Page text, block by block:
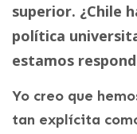
superior. ¿Chile
política
estamos
Yo creo que
tan explícita